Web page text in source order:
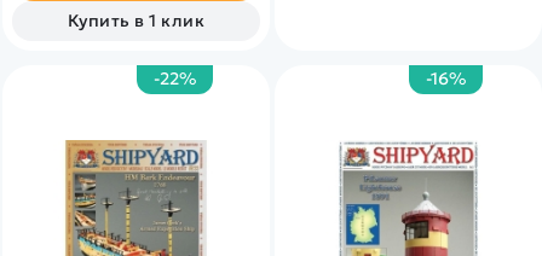
трехмачтовым судном,
быстрым и маневренным.
Купить в 1 клик
-22% -16%